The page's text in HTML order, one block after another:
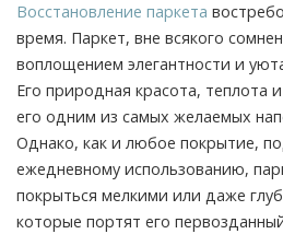
Восстановление паркета
время. Паркет, вне всякого
воплощением элегантности и
Его природная красота, теплота
его одним из самых желаемых
Однако, как и любое покрытие,
ежедневному использованию,
покрыться мелкими или даже
которые портят его